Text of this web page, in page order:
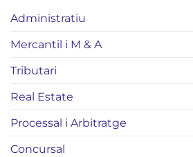
Administratiu
Mercantil i M & A
Tributari
Real Estate
Processal i Arbitratge
Concursal